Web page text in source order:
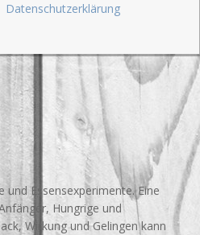
Datenschutzerklärung
Essensexperimente. Eine
Hungrige und
Wirkung und Gelingen kann